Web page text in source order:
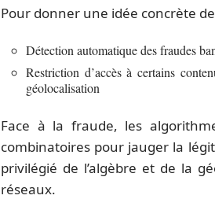
Pour donner une idée concrète
Détection automatique des fraudes
Restriction d’accès à certains
géolocalisation
Face à la fraude, les
combinatoires pour jauger la
privilégié de l’algèbre et de la
réseaux.